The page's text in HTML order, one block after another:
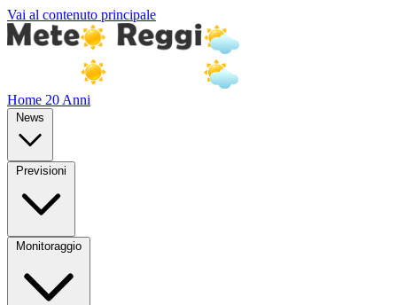
Vai al contenuto principale
Home 20 Anni
News
Previsioni
Monitoraggio